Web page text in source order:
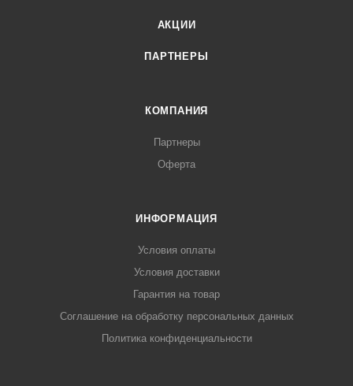
АКЦИИ
ПАРТНЕРЫ
КОМПАНИЯ
Партнеры
Оферта
ИНФОРМАЦИЯ
Условия оплаты
Условия доставки
Гарантия на товар
Соглашение на обработку персональных данных
Политика конфиденциальности